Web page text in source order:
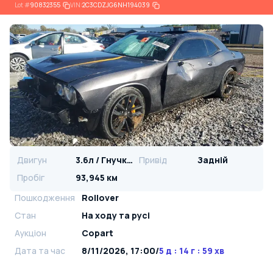
Lot#90832355 VIN:2C3CDZJG6NH194039
Двигун 3.6л / Гнучке паливо Привід
Задній
Пробіг
93,945 км
Пошкодження
Rollover
Стан
На ​​ходу та русі
Аукціон
Copart
Дата та час
8/11/2026, 17:00/5 д : 14 г : 59 хв